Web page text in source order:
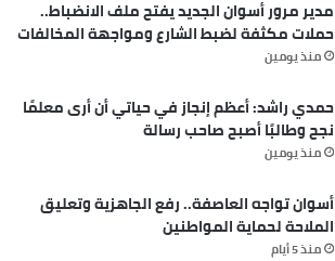
مدير مرور أسوان الجديد يفتح ملف الانضباط..
حملات مكثفة لضبط الشارع ومواجهة المخالفات
منذ يومين
حمدي راشد: أعظم إنجاز في حياتي أن أرى معلمًا
نجح وطالبًا أصبح صاحب رسالة
منذ يومين
أسوان تواجه العاصفة.. رفع الجاهزية وتعليق
الملاحة لحماية المواطنين
منذ 5 أيام